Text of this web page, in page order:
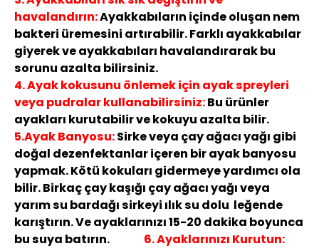
havalandırın:Ayakkabıların içinde oluşan nem
bakteri üremesini artırabilir. Farklı ayakkabılar
giyerek ve ayakkabıları havalandırarak bu
sorunu azalta bilirsiniz.
4. Ayak kokusunu önlemek için ayak spreyleri
veya pudralar kullanabilirsiniz:Bu ürünler
ayakları kurutabilir ve kokuyu azalta bilir.
5.Ayak Banyosu:Sirke veya çay ağacı yağı gibi
doğal dezenfektanlar içeren bir ayak banyosu
yapmak. Kötü kokuları gidermeye yardımcı ola
bilir. Birkaç çay kaşığı çay ağacı yağı veya
yarım su bardağı sirkeyi ılık su dolu leğende
karıştırın. Ve ayaklarınızı 15-20 dakika boyunca
bu suya batırın. 6. Ayaklarınızı Kurutun: